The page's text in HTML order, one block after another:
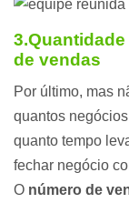
de vendas
Por último, mas
quantos
quanto tempo
fechar negócio
O número de